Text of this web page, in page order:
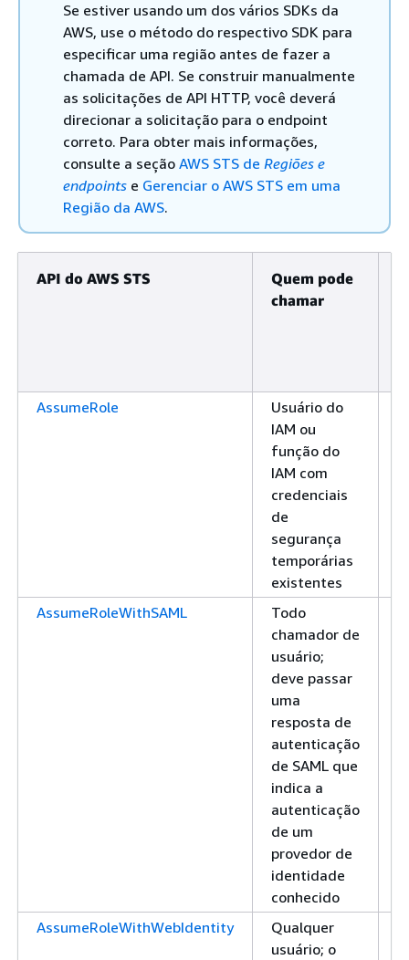
Se estiver usando um dos vários SDKs da
AWS, use o método do respectivo SDK para
especificar uma região antes de fazer a
chamada de API. Se construir manualmente
as solicitações de API HTTP, você deverá
direcionar a solicitação para o endpoint
correto. Para obter mais informações,
consulte a seção AWS STS de Regiões e
endpoints e Gerenciar o AWS STS em uma
Região da AWS.
API do AWS STS
Quem pode
chamar
AssumeRole
Usuário do
IAM ou
função do
IAM com
credenciais
de
segurança
temporárias
existentes
AssumeRoleWithSAML
Todo
chamador de
usuário;
deve passar
uma
resposta de
autenticação
de SAML que
indica a
autenticação
de um
provedor de
identidade
conhecido
AssumeRoleWithWebIdentity
Qualquer
usuário; o